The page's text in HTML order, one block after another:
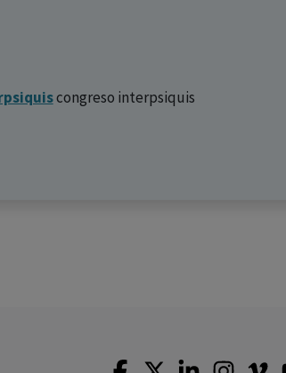
congreso interpsiquis